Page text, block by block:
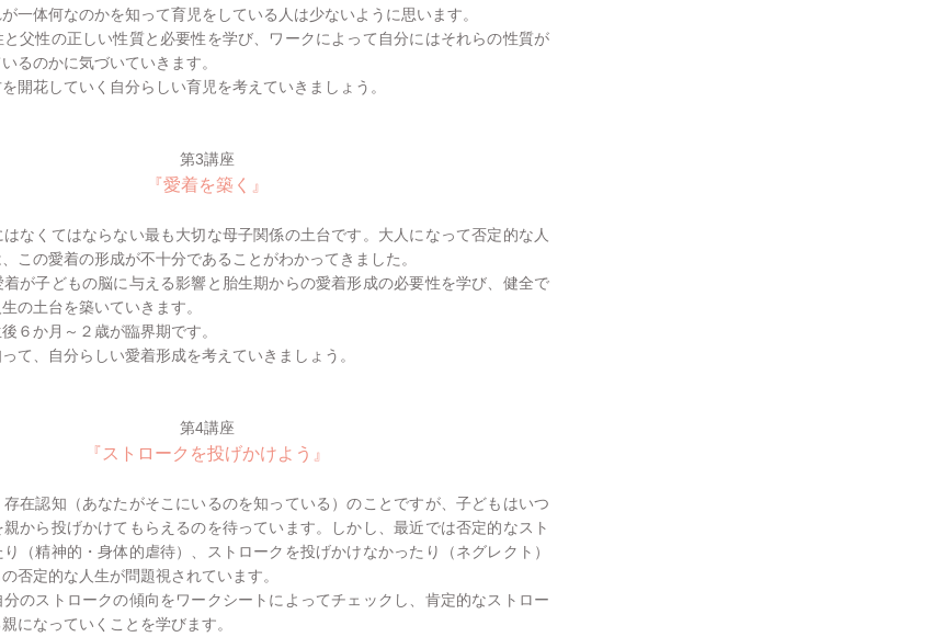
一体何なのかを知って育児をしている人は少ないように思います。
父性の正しい性質と必要性を学び、ワークによって自分にはそれらの性質が
るのかに気づいていきます。
開花していく自分らしい育児を考えていきましょう。
第3講座
『愛着を築く』
なくてはならない最も大切な母子関係の土台です。大人になって否定的な人
この愛着の形成が不十分であることがわかってきました。
が子どもの脳に与える影響と胎生期からの愛着形成の必要性を学び、健全で
の土台を築いていきます。
６か月～２歳が臨界期です。
て、自分らしい愛着形成を考えていきましょう。
第4講座
『ストロークを投げかけよう』
在認知（あなたがそこにいるのを知っている）のことですが、子どもはいつ
から投げかけてもらえるのを待っています。しかし、最近では否定的なスト
（精神的・身体的虐待）、ストロークを投げかけなかったり（ネグレクト）
否定的な人生が問題視されています。
のストロークの傾向をワークシートによってチェックし、肯定的なストロー
になっていくことを学びます。